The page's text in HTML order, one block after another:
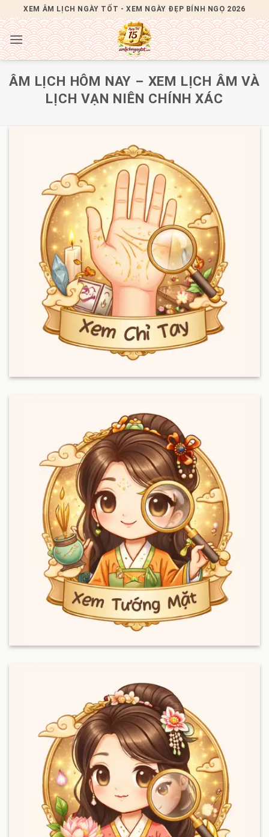
qua
nội
dung
XEM ÂM LỊCH NGÀY TỐT - XEM NGÀY ĐẸP BÍNH NGỌ 2026
ÂM LỊCH HÔM NAY – XEM LỊCH ÂM VÀ
LỊCH VẠN NIÊN CHÍNH XÁC